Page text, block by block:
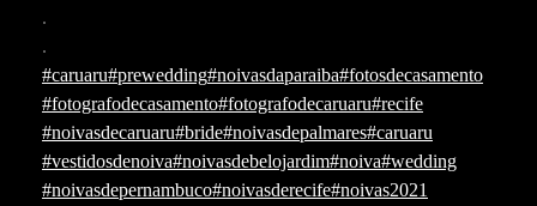
.
.
#caruaru#prewedding#noivasdaparaiba#fotosdecasamento
#fotografodecasamento#fotografodecaruaru#recife
#noivasdecaruaru#bride#noivasdepalmares#caruaru
#vestidosdenoiva#noivasdebelojardim#noiva#wedding
#noivasdepernambuco#noivasderecife#noivas2021